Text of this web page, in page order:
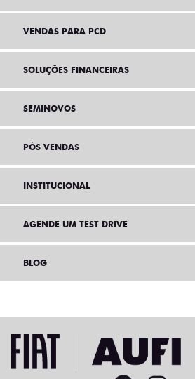
VENDAS PARA PCD
SOLUÇÕES FINANCEIRAS
SEMINOVOS
PÓS VENDAS
INSTITUCIONAL
AGENDE UM TEST DRIVE
BLOG